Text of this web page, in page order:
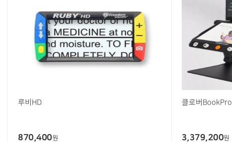
루비HD
870,400원
클로버BookPro
3,379,200원